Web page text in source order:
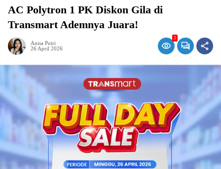
AC Polytron 1 PK Diskon Gila di
Transmart Ademnya Juara!
Anisa Putri
26 April 2026
3